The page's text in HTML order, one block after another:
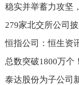
稳实并举蓄力攻坚
279家北交所公司
恒指公司：恒生资
总数突破1800万个
泰达股份为子公司